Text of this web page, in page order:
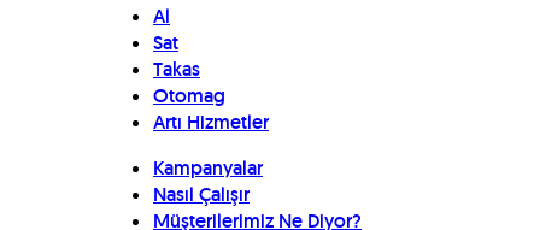
Al
Sat
Takas
Otomag
Artı Hizmetler
Kampanyalar
Nasıl Çalışır
Müşterilerimiz Ne Diyor?